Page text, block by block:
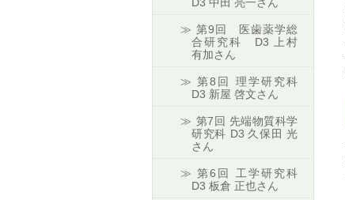
第9回 医歯薬学総
合研究科 D3 上村
有加さん
第8回 理学研究科
D3 新屋 啓文さん
第7回 先端物質科学
研究科 D3 久保田 光
さん
第6回 工学研究科
D3 板倉 正也さん